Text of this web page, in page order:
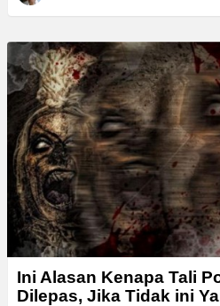
Ini Alasan Kenapa Tali
Dilepas, Jika Tidak ini